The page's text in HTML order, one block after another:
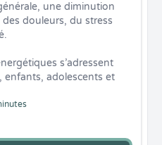
une diminution
douleurs, du stress
s’adressent
enfants, adolescents et